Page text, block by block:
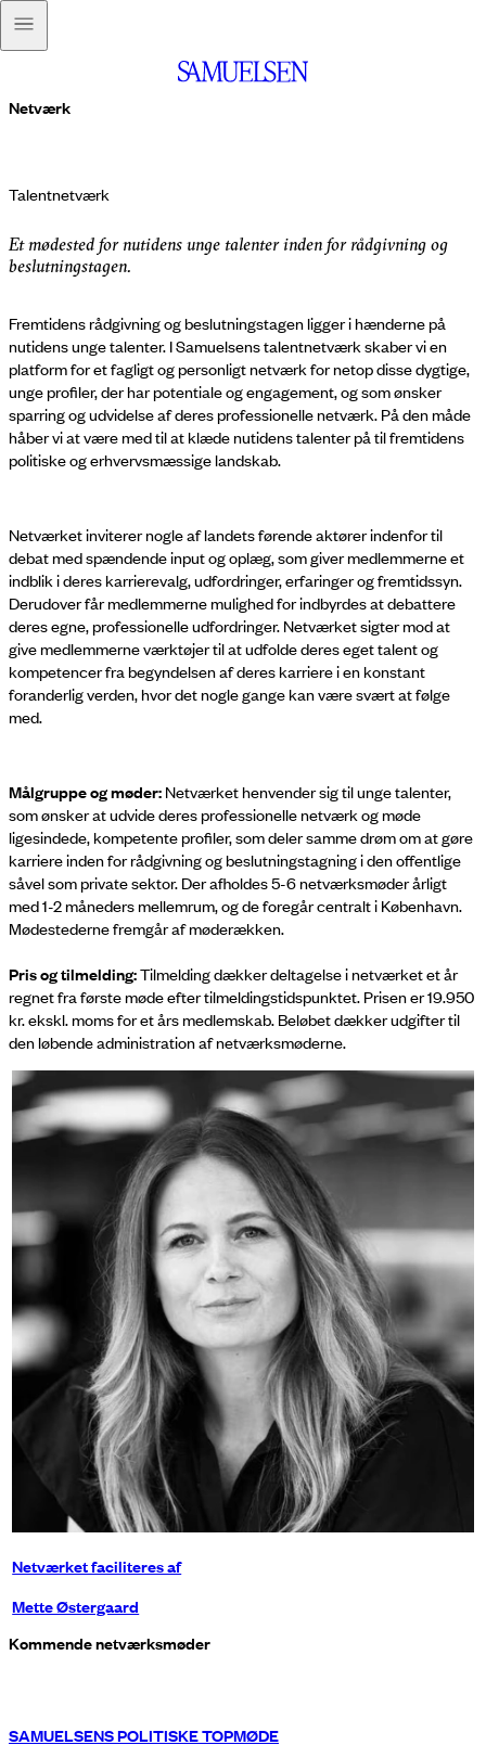
Netværk
Talentnetværk
Et mødested for nutidens unge talenter inden for rådgivning og
beslutningstagen.
Fremtidens rådgivning og beslutningstagen ligger i hænderne på
nutidens unge talenter. I Samuelsens talentnetværk skaber vi en
platform for et fagligt og personligt netværk for netop disse dygtige,
unge profiler, der har potentiale og engagement, og som ønsker
sparring og udvidelse af deres professionelle netværk. På den måde
håber vi at være med til at klæde nutidens talenter på til fremtidens
politiske og erhvervsmæssige landskab.
Netværket inviterer nogle af landets førende aktører indenfor til
debat med spændende input og oplæg, som giver medlemmerne et
indblik i deres karrierevalg, udfordringer, erfaringer og fremtidssyn.
Derudover får medlemmerne mulighed for indbyrdes at debattere
deres egne, professionelle udfordringer. Netværket sigter mod at
give medlemmerne værktøjer til at udfolde deres eget talent og
kompetencer fra begyndelsen af deres karriere i en konstant
foranderlig verden, hvor det nogle gange kan være svært at følge
med.
Målgruppe og møder:Netværket henvender sig til unge talenter,
som ønsker at udvide deres professionelle netværk og møde
ligesindede, kompetente profiler, som deler samme drøm om at gøre
karriere inden for rådgivning og beslutningstagning i den offentlige
såvel som private sektor. Der afholdes 5-6 netværksmøder årligt
med 1-2 måneders mellemrum, og de foregår centralt i København.
Mødestederne fremgår af møderækken.
Pris og tilmelding:Tilmelding dækker deltagelse i netværket et år
regnet fra første møde efter tilmeldingstidspunktet. Prisen er 19.950
kr. ekskl. moms for et års medlemskab. Beløbet dækker udgifter til
den løbende administration af netværksmøderne.
Netværket faciliteres af
Mette Østergaard
Kommende netværksmøder
SAMUELSENS POLITISKE TOPMØDE